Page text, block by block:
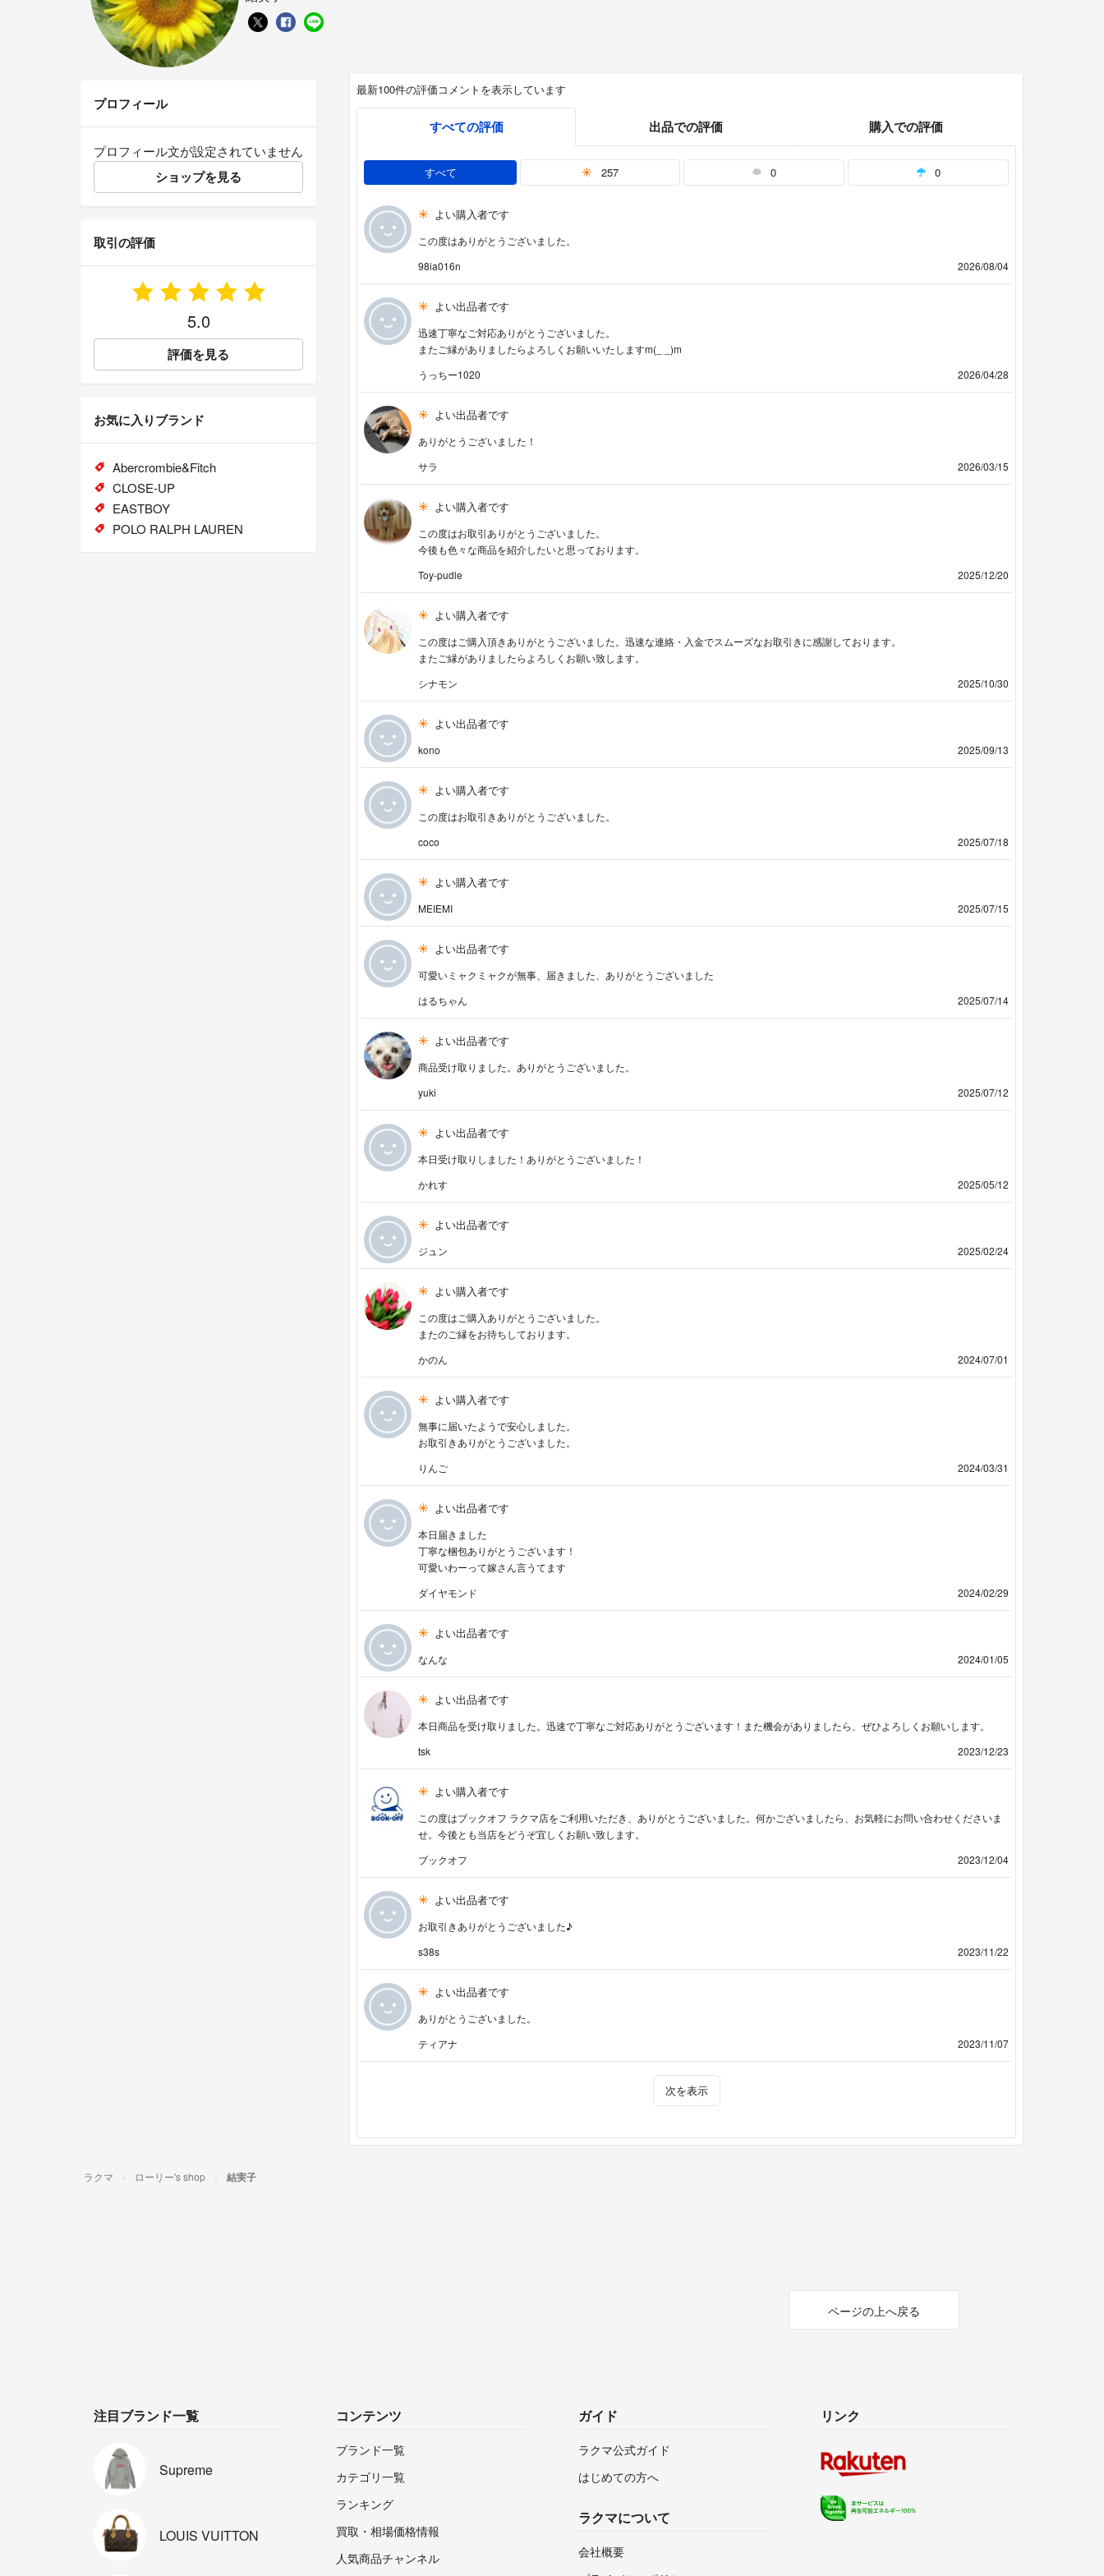
最新100件の評価コメントを表示しています
すべての評価 出品での評価 購入での評価
すべて 257 0 0
よい購入者です
この度はありがとうございました。
98ia016n
2026/08/04
よい出品者です
迅速丁寧なご対応ありがとうございました。
またご縁がありましたらよろしくお願いいたしますm(_ _)m
うっちー1020
2026/04/28
よい出品者です
ありがとうございました！
サラ
2026/03/15
よい購入者です
この度はお取引ありがとうございました。
今後も色々な商品を紹介したいと思っております。
Toy-pudle
2025/12/20
よい購入者です
この度はご購入頂きありがとうございました。迅速な連絡・入金でスムーズなお取引きに感謝しております。
またご縁がありましたらよろしくお願い致します。
シナモン
2025/10/30
よい出品者です
kono 2025/09/13
よい購入者です
この度はお取引きありがとうございました。
coco
2025/07/18
よい購入者です
MEIEMI 2025/07/15
よい出品者です
可愛いミャクミャクが無事、届きました、ありがとうございました
はるちゃん
2025/07/14
よい出品者です
商品受け取りました。ありがとうございました。
yuki
2025/07/12
よい出品者です
本日受け取りしました！ありがとうございました！
かれす
2025/05/12
よい出品者です
ジュン 2025/02/24
よい購入者です
この度はご購入ありがとうございました。
またのご縁をお待ちしております。
かのん
2024/07/01
よい購入者です
無事に届いたようで安心しました。
お取引きありがとうございました。
りんご
2024/03/31
よい出品者です
本日届きました
丁寧な梱包ありがとうございます！
可愛いわーって嫁さん言うてます
ダイヤモンド
2024/02/29
よい出品者です
なんな 2024/01/05
よい出品者です
本日商品を受け取りました。迅速で丁寧なご対応ありがとうございます！また機会がありましたら、ぜひよろしくお願いします。
tsk
2023/12/23
よい購入者です
この度はブックオフ ラクマ店をご利用いただき、ありがとうございました。何かございましたら、お気軽にお問い合わせくださいま
せ。今後とも当店をどうぞ宜しくお願い致します。
ブックオフ
2023/12/04
よい出品者です
お取引きありがとうございました♪
s38s
2023/11/22
よい出品者です
ありがとうございました。
ティアナ
2023/11/07
次を表示
プロフィール
プロフィール文が設定されていません
ショップを見る
取引の評価
5.0
評価を見る
お気に入りブランド
Abercrombie&Fitch
CLOSE-UP
EASTBOY
POLO RALPH LAUREN
ラクマ ローリー's shop 結実子
ページの上へ戻る
注目ブランド一覧
Supreme
LOUIS VUITTON
コンテンツ
ブランド一覧
カテゴリ一覧
ランキング
買取・相場価格情報
人気商品チャンネル
ガイド
ラクマ公式ガイド
はじめての方へ
ラクマについて
会社概要
リンク